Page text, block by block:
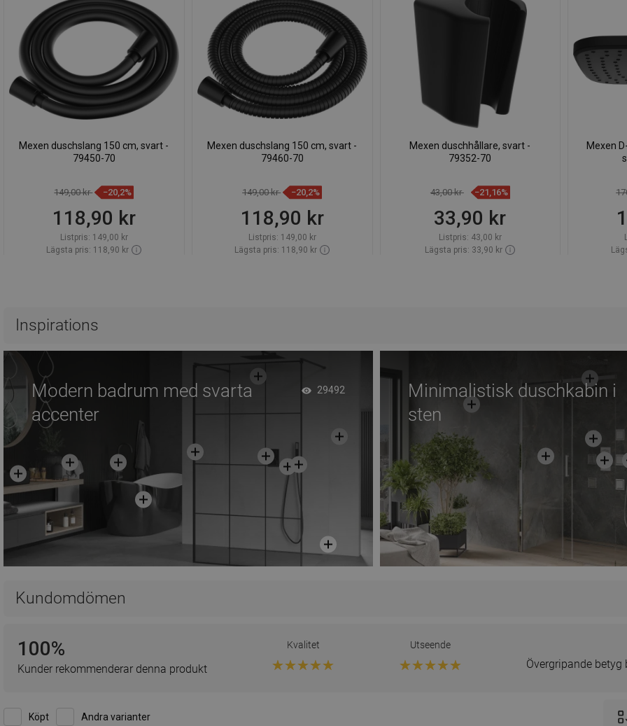
Mexen duschslang 150 cm, svart -
79450-70
149,00 kr −20,2%
118,90 kr
Listpris: 149,00 kr
Lägsta pris: 118,90 kr
Jämför
Mexen duschslang 150 cm, svart -
79460-70
149,00 kr −20,2%
118,90 kr
Listpris: 149,00 kr
Lägsta pris: 118,90 kr
Mexen duschhållare, svart -
79352-70
43,00 kr −21,16%
33,90 kr
Listpris: 43,00 kr
Lägsta pris: 33,90 kr
Mexen
Inspirations
Modern badrum med svarta
accenter
29492
Minimalistisk duschkabin i
sten
Kundomdömen
100%
Kunder rekommenderar denna produkt
Kvalitet Utseende
Övergripande
Köpt Andra varianter